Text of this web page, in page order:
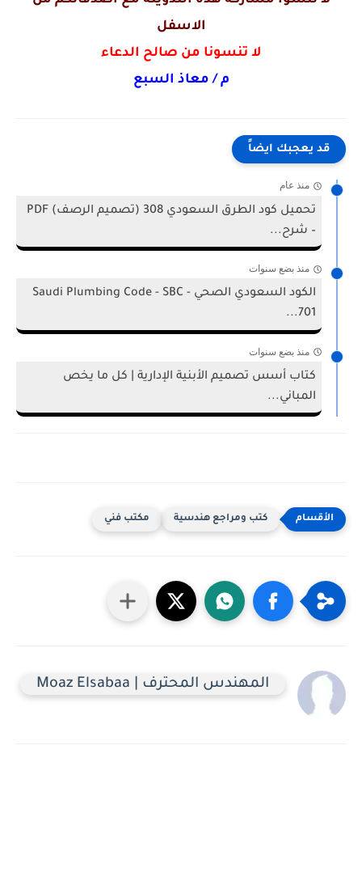
الاسفل
لا تنسونا من صالح الدعاء
م / معاذ السبع
قد يعجبك ايضاً
منذ عام
تحميل كود الطرق السعودي 308 (تصميم الرصف) PDF
– شرح...
منذ بضع سنوات
الكود السعودي الصحي - Saudi Plumbing Code - SBC
701...
منذ بضع سنوات
كتاب أسس تصميم الأبنية الإدارية | كل ما يخص
المباني...
كتب ومراجع هندسية مكتب فني
المهندس المحترف | Moaz Elsabaa